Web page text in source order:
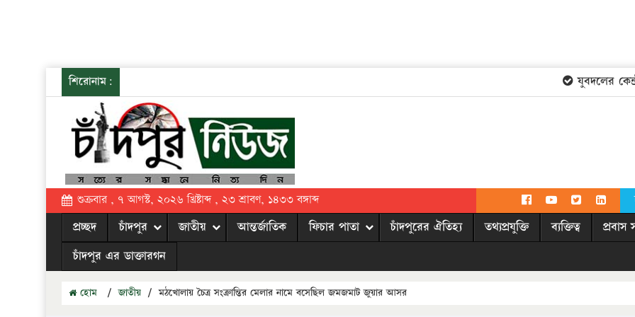
শিরোনাম: যুবদলের
শুক্রবার , ৭ আগস্ট, ২০২৬ খ্রিষ্টাব্দ , ২৩ শ্রাবণ, ১৪৩৩ বঙ্গাব্দ
প্রচ্ছদ চাঁদপুর জাতীয় আন্তর্জাতিক ফিচার পাতা চাঁদপুরের ঐতিহ্য তথ্যপ্রযুক্তি ব্যক্তিত্ব প্রবাস
চাঁদপুর এর ডাক্তারগন
হোম / জাতীয় / মঠখোলায় চৈত্র সংক্রান্তির মেলার নামে বসেছিল জমজমাট জুয়ার আসর